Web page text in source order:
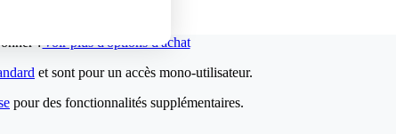
?Voir plus d'options d'achat
et sont pour un accès mono-utilisateur.
pour des fonctionnalités supplémentaires.